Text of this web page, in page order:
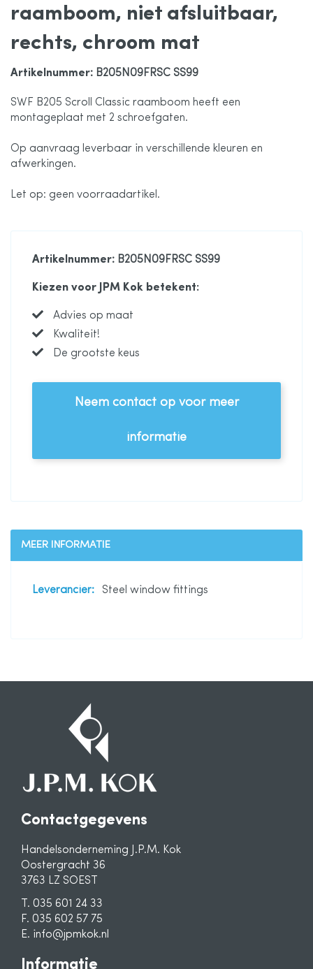
raamboom, niet afsluitbaar,
rechts, chroom mat
Artikelnummer: B205N09FRSC SS99
SWF B205 Scroll Classic raamboom heeft een
montageplaat met 2 schroefgaten.
Op aanvraag leverbaar in verschillende kleuren en
afwerkingen.
Let op: geen voorraadartikel.
Artikelnummer: B205N09FRSC SS99
Kiezen voor JPM Kok betekent:
Advies op maat
Kwaliteit!
De grootste keus
Neem contact op voor meer
informatie
afbeeldingen-
MEER INFORMATIE
Meer
Steel window fittings
Contactgegevens
Handelsonderneming J.P.M. Kok
Oostergracht 36
3763 LZ SOEST
T. 035 601 24 33
F. 035 602 57 75
E. info@jpmkok.nl
Informatie